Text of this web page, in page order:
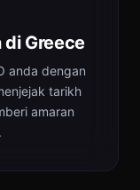
di Greece
anda dengan
tarikh
amaran